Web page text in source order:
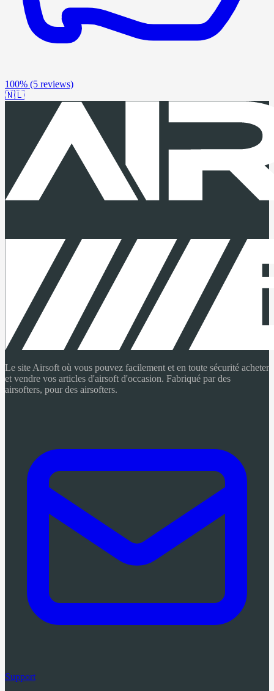
100% (5 reviews)
🇳🇱
Le site Airsoft où vous pouvez facilement et en toute sécurité acheter
et vendre vos articles d'airsoft d'occasion. Fabriqué par des
airsofters, pour des airsofters.
Support